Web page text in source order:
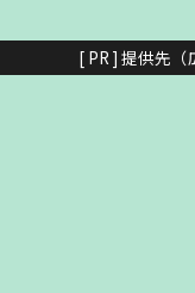
[ PR ] 提供先